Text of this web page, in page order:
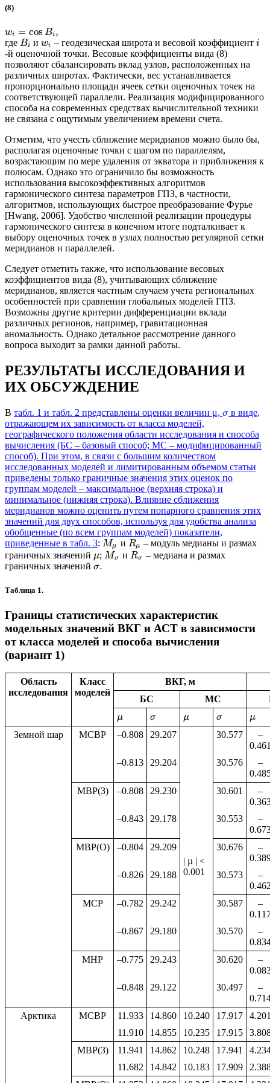
(8)
wi = cos Bi,
где Bi и wi – геодезическая широта и весовой коэффициент i
-й оценочной точки. Весовые коэффициенты вида (8)
позволяют сбалансировать вклад узлов, расположенных на
различных широтах. Фактически, вес устанавливается
пропорционально площади ячеек сетки оценочных точек на
соответствующей параллели. Реализация модифицированного
способа на современных средствах вычислительной техники
не связана с ощутимым увеличением времени счета.
Отметим, что учесть сближение меридианов можно было бы,
располагая оценочные точки с шагом по параллелям,
возрастающим по мере удаления от экватора и приближения к
полюсам. Однако это ограничило бы возможность
использования высокоэффективных алгоритмов
гармонического синтеза параметров ГПЗ, в частности,
алгоритмов, использующих быстрое преобразование Фурье
[Hwang, 2006]. Удобство численной реализации процедуры
гармонического синтеза в конечном итоге подталкивает к
выбору оценочных точек в узлах полностью регулярной сетки
меридианов и параллелей.
Следует отметить также, что использование весовых
коэффициентов вида (8), учитывающих сближение
меридианов, является частным случаем учета региональных
особенностей при сравнении глобальных моделей ГПЗ.
Возможны другие критерии дифференциации вклада
различных регионов, например, гравитационная
аномальность. Однако детальное рассмотрение данного
вопроса выходит за рамки данной работы.
РЕЗУЛЬТАТЫ ИССЛЕДОВАНИЯ И
ИХ ОБСУЖДЕНИЕ
В табл. 1 и табл. 2 представлены оценки величин μ, σ в виде,
отражающем их зависимость от класса моделей,
географического положения области исследования и способа
вычисления (БС – базовый способ; МС – модифицированный
способ). При этом, в связи с большим количеством
исследованных моделей и лимитированным объемом статьи
приведены только граничные значения этих оценок по
группам моделей – максимальное (верхняя строка) и
минимальное (нижняя строка). Влияние сближения
меридианов можно оценить путем попарного сравнения этих
значений для двух способов, используя для удобства анализа
обобщенные (по всем группам моделей) показатели,
приведенные в табл. 3: Mμ и Rμ – модуль медианы и размах
граничных значений μ; Mσ и Rσ – медиана и размах
граничных значений σ.
Таблица 1.
Границы статистических характеристик
модельных значений ВКГ и АСТ в зависимости
от класса моделей и способа вычисления
(вариант 1)
Область
исследования
Класс
моделей
ВКГ, м
БС
МС
μ σ μ σ μ
Земной шар МСВР –0.808 29.207
| µ | <
0.001
30.577
–
–0.813
29.204 30.576
–
МВР(З)
–0.808 29.230 30.601
–
–0.843
29.178 30.553
–
МВР(О)
–0.804 29.209 30.676
–
–0.826
29.188 30.573
–
МСР
–0.782 29.242 30.587
–
–0.867
29.180 30.570
–
МНР
–0.775 29.243 30.620
–
–0.848
29.122 30.497
–
Арктика
МСВР 11.933 14.860 10.240 17.917
11.910
14.855 10.235 17.915
МВР(З)
11.941 14.862 10.248 17.941
11.682
14.842 10.183 17.909